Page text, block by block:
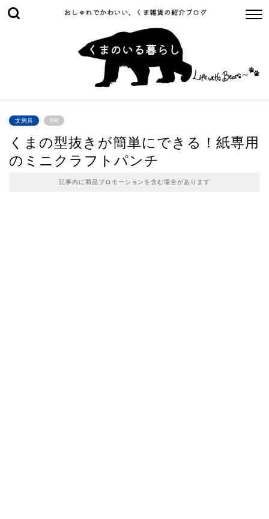
文房具 PR
くまの型抜きが簡単にできる！紙専用
のミニクラフトパンチ
記事内に商品プロモーションを含む場合があります